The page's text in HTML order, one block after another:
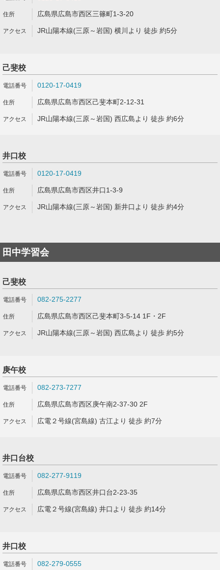
広島県広島市西区三篠町1-3-20
JR山陽本線(三原～岩国) 横川より 徒歩 約5分
己斐校
0120-17-0419
広島県広島市西区己斐本町2-12-31
JR山陽本線(三原～岩国) 西広島より 徒歩 約6分
井口校
0120-17-0419
広島県広島市西区井口1-3-9
JR山陽本線(三原～岩国) 新井口より 徒歩 約4分
田中学習会
己斐校
082-275-2277
広島県広島市西区己斐本町3-5-14 1F・2F
JR山陽本線(三原～岩国) 西広島より 徒歩 約5分
庚午校
082-273-7277
広島県広島市西区庚午南2-37-30 2F
広電２号線(宮島線) 古江より 徒歩 約7分
井口台校
082-277-9119
広島県広島市西区井口台2-23-35
広電２号線(宮島線) 井口より 徒歩 約14分
井口校
082-279-0555